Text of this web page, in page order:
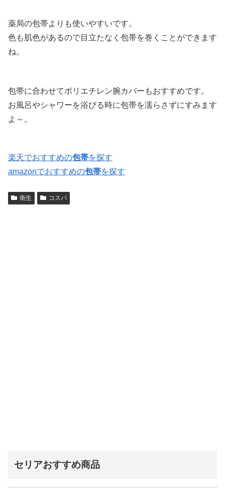
薬局の包帯よりも使いやすいです。
色も肌色があるので目立たなく包帯を巻くことができます
ね。
包帯に合わせてポリエチレン腕カバーもおすすめです。
お風呂やシャワーを浴びる時に包帯を濡らさずにすみます
よ～。
楽天でおすすめの包帯を探す
amazonでおすすめの包帯を探す
衛生 コスパ
セリアおすすめ商品